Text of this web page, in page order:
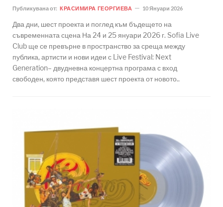
Публикувана от: КРАСИМИРА ГЕОРГИЕВА 10 Януари 2026
Два дни, шест проекта и поглед към бъдещето на
съвременната сцена На 24 и 25 януари 2026 г. Sofia Live
Club ще се превърне в пространство за среща между
публика, артисти и нови идеи с Live Festival: Next
Generation– двудневна концертна програма с вход
свободен, която представя шест проекта от новото..